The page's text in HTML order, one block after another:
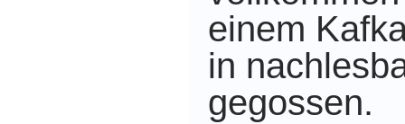
einem
in
gegossen.